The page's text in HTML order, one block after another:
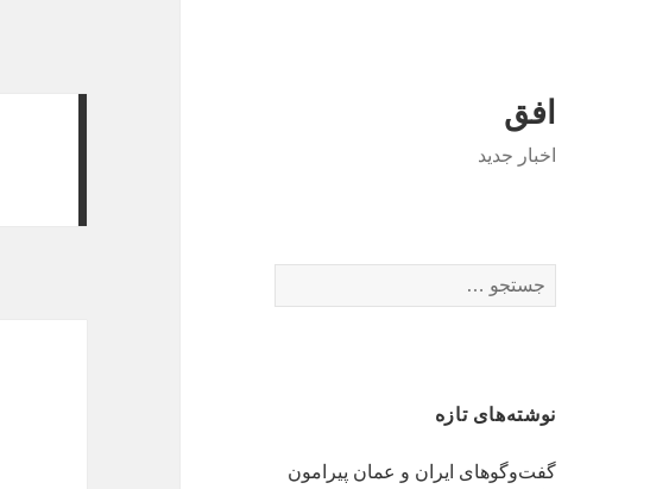
افق
اخبار جدید
برای:
نوشته‌های تازه
گفت‌وگوهای ایران و عمان پیرامون